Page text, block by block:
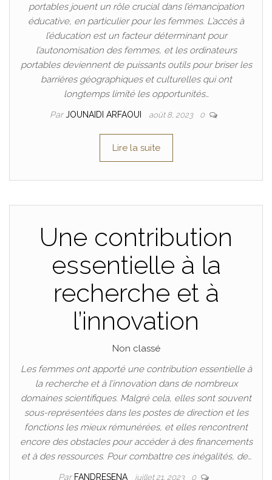
portables jouent un rôle crucial dans l’émancipation
éducative, en particulier pour les femmes. L’accès à
l’éducation est un facteur déterminant pour
l’autonomisation des femmes, et les ordinateurs
portables deviennent de puissants outils pour briser les
barrières géographiques et culturelles qui ont
longtemps limité les opportunités…
ParJOUNAIDI ARFAOUI août 8, 2023 0
Lire la suite
Une contribution
essentielle à la
recherche et à
l’innovation
Non classé
Les femmes ont apporté une contribution essentielle à
la recherche et à l’innovation dans de nombreux
domaines scientifiques. Malgré cela, elles sont souvent
sous-représentées dans les postes de direction et les
fonctions les mieux rémunérées, et elles rencontrent
encore des obstacles pour accéder à des financements
et à des ressources. Pour combattre ces inégalités, de…
Par FANDRESENA juillet 21, 2023 0